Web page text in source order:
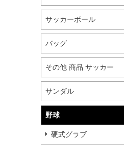
サッカーボール
バッグ
その他 商品 サッカー
サンダル
野球
硬式グラブ